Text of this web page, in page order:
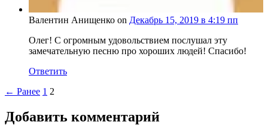
Валентин Анищенко on Декабрь 15, 2019 в 4:19 пп
Олег! С огромным удовольствием послушал эту
замечательную песню про хороших людей! Спасибо!
Ответить
← Ранее 1 2
Добавить комментарий